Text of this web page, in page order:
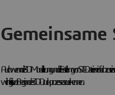
Gemeinsame
Auch wenn die 3D-Modellierung und die Erstellung von STL-Dateien einfach zu sein
wichtig ist, sie vor Beginn des 3D-Druckprozesses zu erkennen.